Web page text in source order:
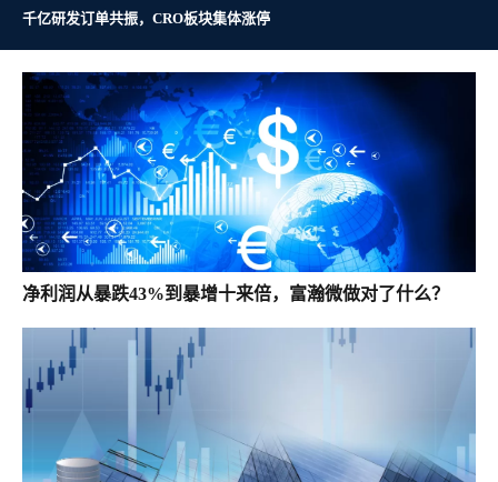
千亿研发订单共振，CRO板块集体涨停
净利润从暴跌43%到暴增十来倍，富瀚微做对了什么？